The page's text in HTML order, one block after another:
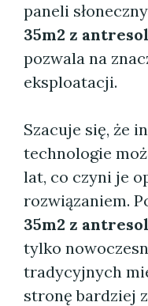
paneli
35m2 z
pozwala na
eksploatacji.
Szacuje się, że
technologie
lat, co czyni je
rozwiązaniem.
35m2 z
tylko
tradycyjnych
stronę bardziej